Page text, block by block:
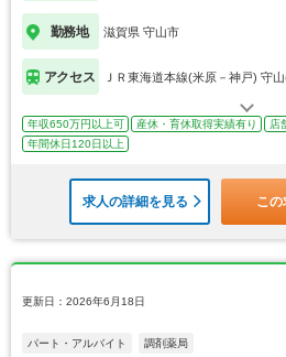
勤務地 滋賀県 守山市
アクセス ＪＲ東海道本線(米原－神戸) 守
年収650万円以上可 産休・育休取得実績有り 店
年間休日120日以上
求人の詳細を見る この
更新日：2026年6月18日
パート・アルバイト 調剤薬局